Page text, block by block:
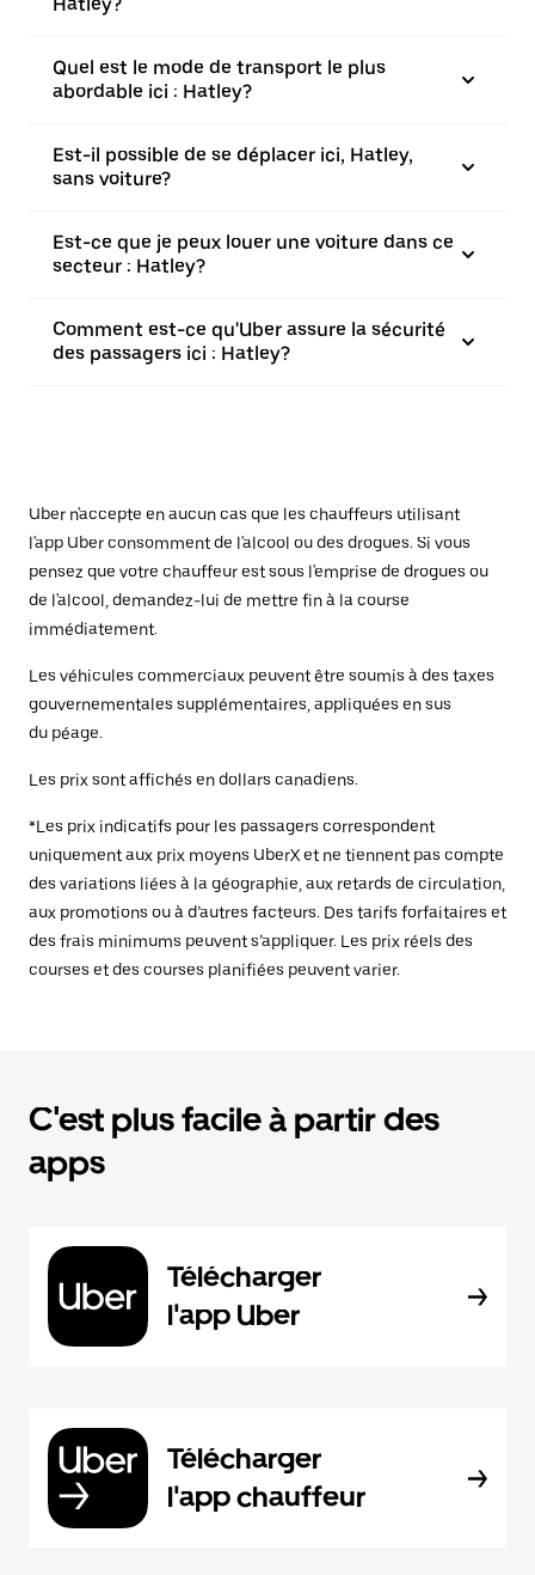
Hatley?
Quel est le mode de transport le plus
abordable ici : Hatley?
Est-il possible de se déplacer ici, Hatley,
sans voiture?
Est-ce que je peux louer une voiture dans ce
secteur : Hatley?
Comment est-ce qu'Uber assure la sécurité
des passagers ici : Hatley?
Uber n'accepte en aucun cas que les chauffeurs utilisant
l'app Uber consomment de l'alcool ou des drogues. Si vous
pensez que votre chauffeur est sous l'emprise de drogues ou
de l'alcool, demandez-lui de mettre fin à la course
immédiatement.
Les véhicules commerciaux peuvent être soumis à des taxes
gouvernementales supplémentaires, appliquées en sus
du péage.
Les prix sont affichés en dollars canadiens.
*Les prix indicatifs pour les passagers correspondent
uniquement aux prix moyens UberX et ne tiennent pas compte
des variations liées à la géographie, aux retards de circulation,
aux promotions ou à d’autres facteurs. Des tarifs forfaitaires et
des frais minimums peuvent s’appliquer. Les prix réels des
courses et des courses planifiées peuvent varier.
C'est plus facile à partir des
apps
Télécharger
l'app Uber
Télécharger
l'app chauffeur